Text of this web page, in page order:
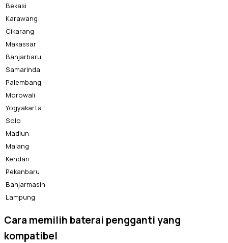
Bekasi
Karawang
Cikarang
Makassar
Banjarbaru
Samarinda
Palembang
Morowali
Yogyakarta
Solo
Madiun
Malang
Kendari
Pekanbaru
Banjarmasin
Lampung
Cara memilih baterai pengganti yang
kompatibel